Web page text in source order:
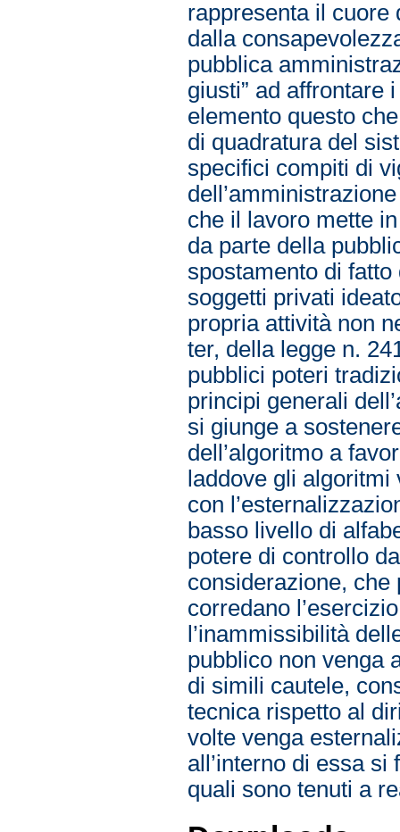
rappresenta il cuore
dalla
pubblica
giusti” ad affrontare
elemento questo
di quadratura del
specifici compiti di
che il lavoro mette
da parte della
spostamento di fatto
soggetti privati
propria attività non
ter, della legge n.
pubblici poteri
principi generali
si giunge a
dell’algoritmo a
laddove gli algoritmi
con
basso livello di
potere di controllo
considerazione, che
corredano
l’inammissibilità
pubblico non venga
di simili cautele,
tecnica rispetto al
volte venga
all’interno di essa
quali sono tenuti a